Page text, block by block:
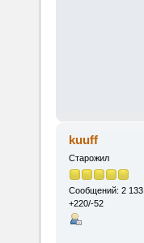
kuuff
Старожил
Сообщений: 2 133
+220/-52